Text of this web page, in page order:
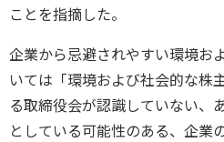
ことを指摘した。
企業から忌避されやすい環境お
いては「環境および社会的な株
る取締役会が認識していない、
としている可能性のある、企業